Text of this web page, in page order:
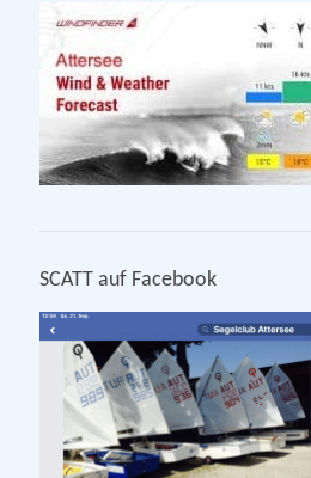
SCATT auf Facebook